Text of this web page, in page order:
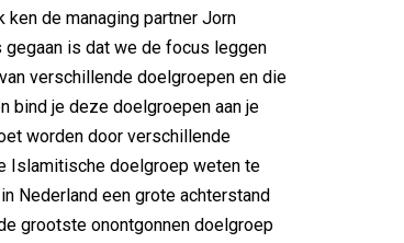
ken de managing partner Jorn
gegaan is dat we de focus leggen
verschillende doelgroepen en die
bind je deze doelgroepen aan je
worden door verschillende
Islamitische doelgroep weten te
Nederland een grote achterstand
grootste onontgonnen doelgroep